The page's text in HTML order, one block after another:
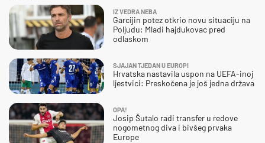
IZ VEDRA NEBA
Garcijin potez otkrio novu situaciju na
Poljudu: Mladi hajdukovac pred
odlaskom
SJAJAN TJEDAN U EUROPI
Hrvatska nastavila uspon na UEFA-inoj
ljestvici: Preskočena je još jedna država
OPA!
Josip Šutalo radi transfer u redove
nogometnog diva i bivšeg prvaka
Europe